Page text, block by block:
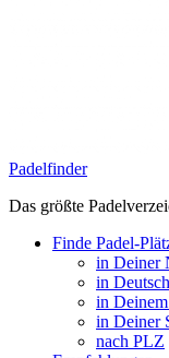
Padelfinder
Das größte
Finde Padel-
in Deiner
in
in
in Deiner
nach PLZ